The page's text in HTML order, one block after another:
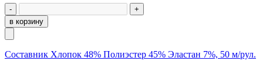
-
+
в корзину
Составник Хлопок 48% Полиэстер 45% Эластан 7%, 50 м/рул.